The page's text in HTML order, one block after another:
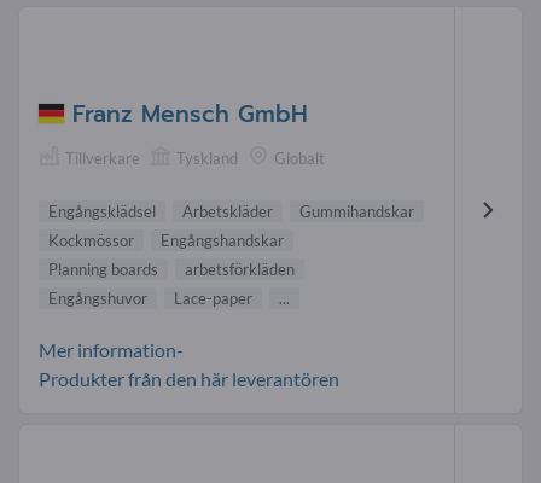
Franz Mensch GmbH
Tillverkare Tyskland Globalt
Engångsklädsel Arbetskläder
Gummihandskar
Kockmössor
Engångshandskar
Planning boards
arbetsförkläden
Engångshuvor
Lace-paper ...
Mer information-
Produkter från den här leverantören